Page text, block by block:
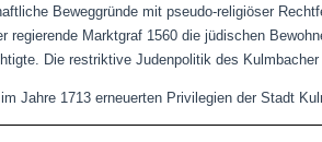
Beweggründe mit pseudo-religiöser
regierende Marktgraf 1560 die jüdischen
Die restriktive Judenpolitik des
1713 erneuerten Privilegien der Stadt